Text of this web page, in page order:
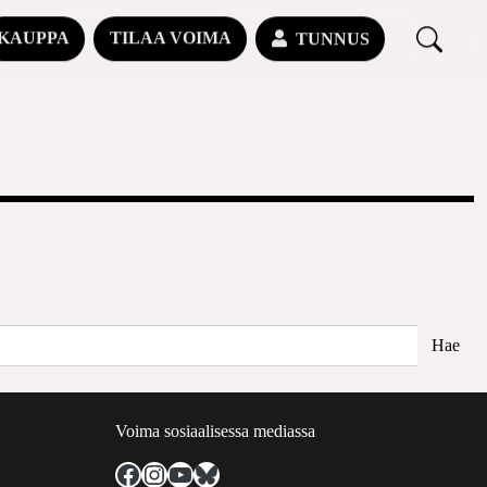
TILAA VOIMA TUNNUS
Voima sosiaalisessa mediassa
Facebook
Instagram
YouTube
Bluesky